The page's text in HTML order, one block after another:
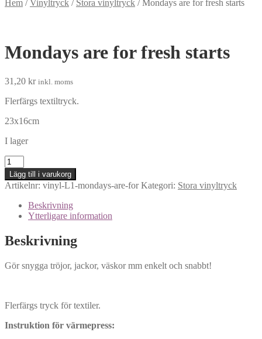
Hem / Vinyltryck / Stora vinyltryck / Mondays are for fresh starts
Mondays are for fresh starts
31,20 kr inkl. moms
Flerfärgs textiltryck.
23x16cm
I lager
Mondays
are
for
fresh
starts
mängd
Lägg till i varukorg
Artikelnr: vinyl-L1-mondays-are-for Kategori: Stora vinyltryck
Beskrivning
Ytterligare information
Beskrivning
Gör snygga tröjor, jackor, väskor mm enkelt och snabbt!
Flerfärgs tryck för textiler.
Instruktion för värmepress: